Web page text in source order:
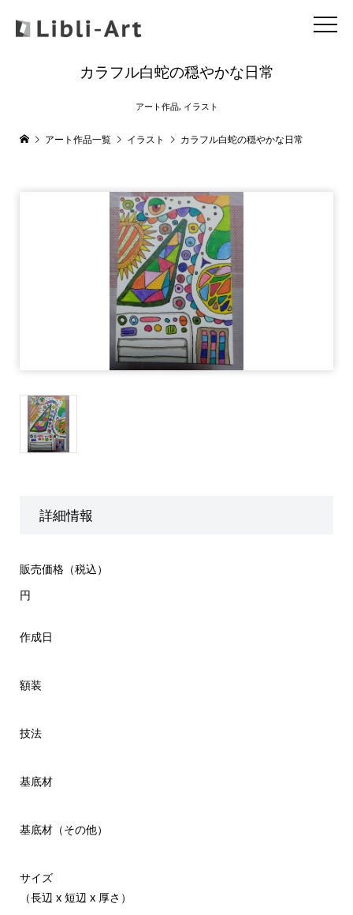
カラフル白蛇の穏やかな日常
アート作品, イラスト
アート作品一覧 イラスト カラフル白蛇の穏やかな日常
詳細情報
販売価格（税込）
円
作成日
額装
技法
基底材
基底材（その他）
サイズ
（長辺 x 短辺 x 厚さ）